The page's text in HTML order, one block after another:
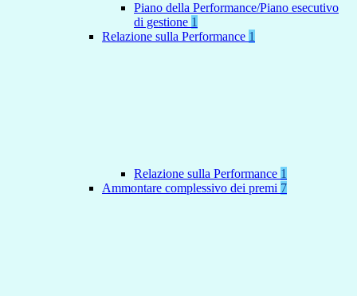
Piano della Performance/Piano esecutivo
di gestione 1
Relazione sulla Performance 1
Relazione sulla Performance 1
Ammontare complessivo dei premi 7